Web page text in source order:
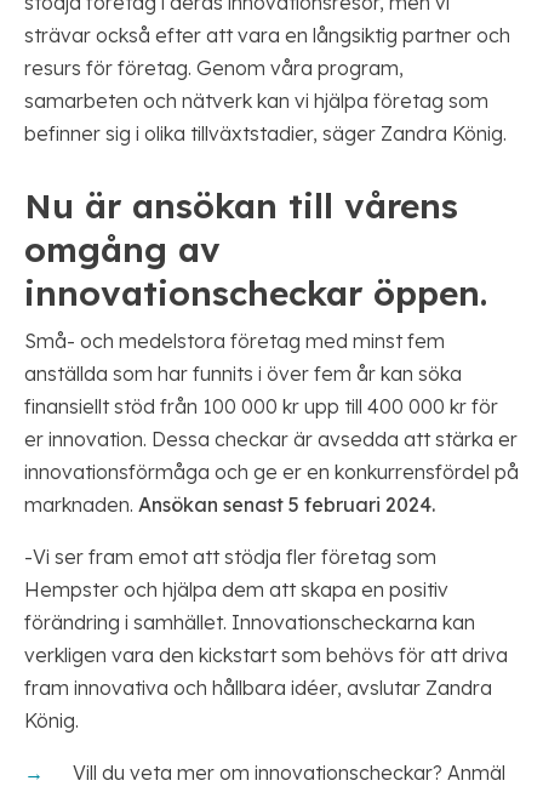
strävar också efter att vara en långsiktig partner och
resurs för företag. Genom våra program,
samarbeten och nätverk kan vi hjälpa företag som
befinner sig i olika tillväxtstadier, säger Zandra König.
Nu är ansökan till vårens
omgång av
innovationscheckar öppen.
Små- och medelstora företag med minst fem
anställda som har funnits i över fem år kan söka
finansiellt stöd från 100 000 kr upp till 400 000 kr för
er innovation. Dessa checkar är avsedda att stärka er
innovationsförmåga och ge er en konkurrensfördel på
marknaden. Ansökan senast 5 februari 2024.
-Vi ser fram emot att stödja fler företag som
Hempster och hjälpa dem att skapa en positiv
förändring i samhället. Innovationscheckarna kan
verkligen vara den kickstart som behövs för att driva
fram innovativa och hållbara idéer, avslutar Zandra
König.
Vill du veta mer om innovationscheckar? Anmäl